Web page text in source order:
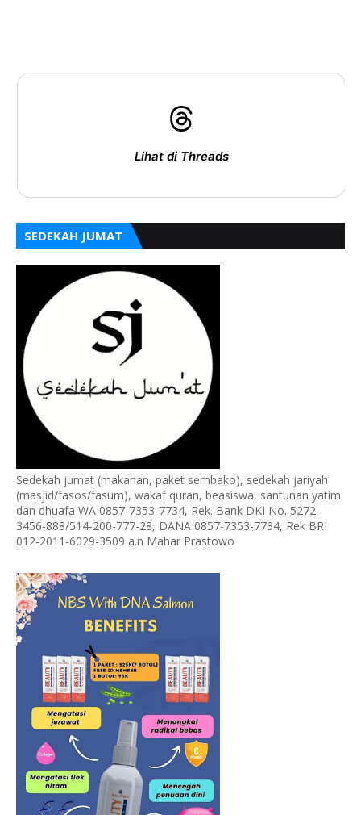
Lihat di Threads
SEDEKAH JUMAT
Sedekah jumat (makanan, paket sembako), sedekah jariyah
(masjid/fasos/fasum), wakaf quran, beasiswa, santunan yatim
dan dhuafa WA 0857-7353-7734, Rek. Bank DKI No. 5272-
3456-888/514-200-777-28, DANA 0857-7353-7734, Rek BRI
012-2011-6029-3509 a.n Mahar Prastowo